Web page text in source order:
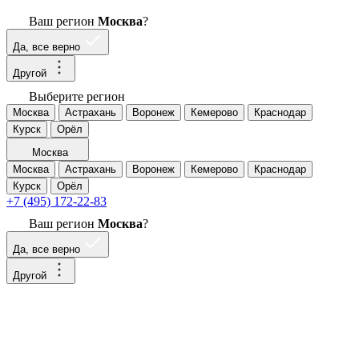
Ваш регион Москва?
Да, все верно
Другой
Выберите регион
Москва Астрахань Воронеж Кемерово
Краснодар
Курск
Орёл
Москва
Москва
Астрахань Воронеж Кемерово
Краснодар
Курск
Орёл
+7 (495) 172-22-83
Ваш регион Москва?
Да, все верно
Другой